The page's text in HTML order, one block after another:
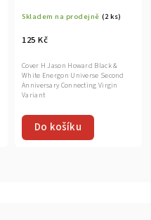
Skladem na prodejně (2 ks)
125 Kč
Do košíku
Cover H Jason Howard Black &
White Energon Universe Second
Anniversary Connecting Virgin
Variant